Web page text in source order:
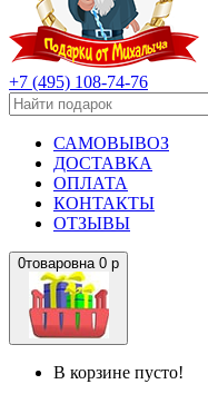
+7 (495) 108-74-76
САМОВЫВОЗ
ДОСТАВКА
ОПЛАТА
КОНТАКТЫ
ОТЗЫВЫ
0товаровна 0 р
В корзине пусто!